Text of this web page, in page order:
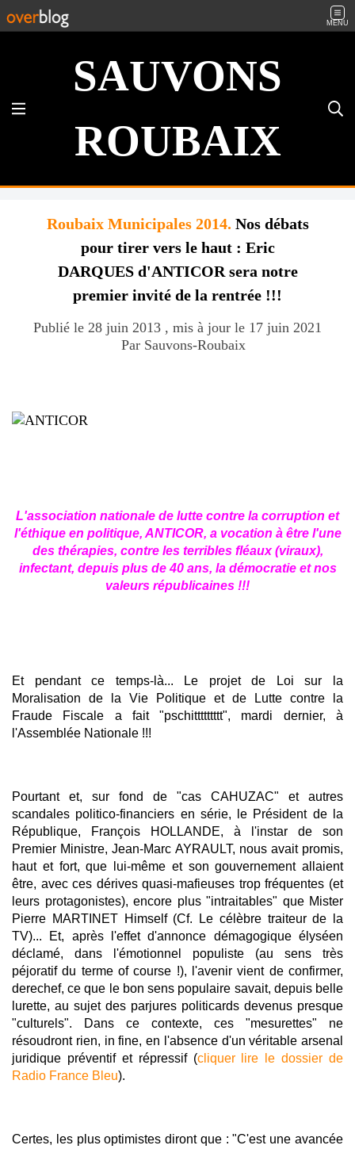
MENU
SAUVONS
ROUBAIX
Roubaix Municipales 2014. Nos débats
pour tirer vers le haut : Eric
DARQUES d'ANTICOR sera notre
premier invité de la rentrée !!!
Publié le 28 juin 2013 , mis à jour le 17 juin 2021
Par Sauvons-Roubaix
L'association nationale de lutte contre la corruption et
l'éthique en politique, ANTICOR, a vocation à être l'une
des thérapies, contre les terribles fléaux (viraux),
infectant, depuis plus de 40 ans, la démocratie et nos
valeurs républicaines !!!
Et pendant ce temps-là... Le projet de Loi sur la
Moralisation de la Vie Politique et de Lutte contre la
Fraude Fiscale a fait "pschittttttttt", mardi dernier, à
l'Assemblée Nationale !!!
Pourtant et, sur fond de "cas CAHUZAC" et autres
scandales politico-financiers en série, le Président de la
République, François HOLLANDE, à l'instar de son
Premier Ministre, Jean-Marc AYRAULT, nous avait promis,
haut et fort, que lui-même et son gouvernement allaient
être, avec ces dérives quasi-mafieuses trop fréquentes (et
leurs protagonistes), encore plus "intraitables" que Mister
Pierre MARTINET Himself (Cf. Le célèbre traiteur de la
TV)... Et, après l'effet d'annonce démagogique élyséen
déclamé, dans l'émotionnel populiste (au sens très
péjoratif du terme of course !), l'avenir vient de confirmer,
derechef, ce que le bon sens populaire savait, depuis belle
lurette, au sujet des parjures politicards devenus presque
"culturels". Dans ce contexte, ces "mesurettes" ne
résoudront rien, in fine, en l'absence d'un véritable arsenal
juridique préventif et répressif (cliquer lire le dossier de
Radio France Bleu).
Certes, les plus optimistes diront que : "C'est une avancée